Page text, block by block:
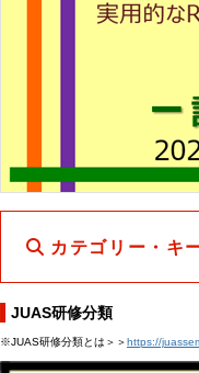
カテゴリー・キ
JUAS研修分類
※JUAS研修分類とは＞＞https://